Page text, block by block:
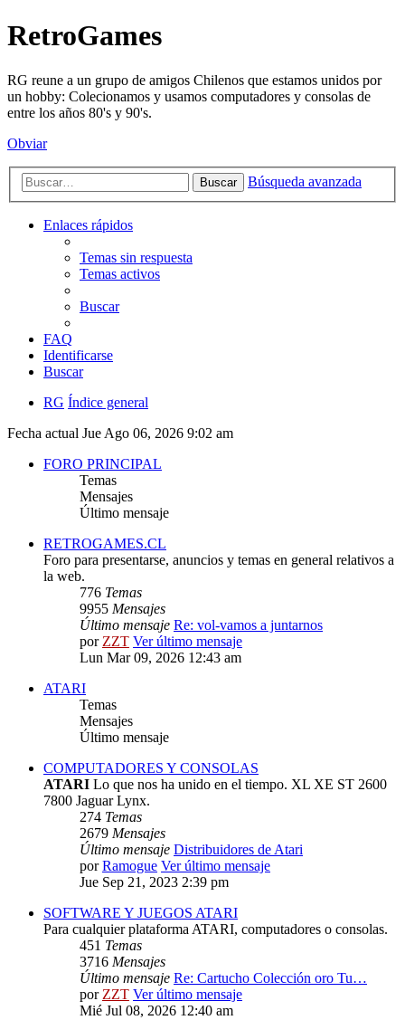
RetroGames
RG reune a un grupo de amigos Chilenos que estamos unidos por
un hobby: Colecionamos y usamos computadores y consolas de
entre los años 80's y 90's.
Obviar
Buscar Búsqueda avanzada
Enlaces rápidos
Temas sin respuesta
Temas activos
Buscar
FAQ
Identificarse
Buscar
RG Índice general
Fecha actual Jue Ago 06, 2026 9:02 am
FORO PRINCIPAL
Temas
Mensajes
Último mensaje
RETROGAMES.CL
Foro para presentarse, anuncios y temas en general relativos a
la web.
776 Temas
9955 Mensajes
Último mensaje Re: vol-vamos a juntarnos
porZZT Ver último mensaje
Lun Mar 09, 2026 12:43 am
ATARI
Temas
Mensajes
Último mensaje
COMPUTADORES Y CONSOLAS
ATARI Lo que nos ha unido en el tiempo. XL XE ST 2600
7800 Jaguar Lynx.
274 Temas
2679 Mensajes
Último mensaje Distribuidores de Atari
porRamogue Ver último mensaje
Jue Sep 21, 2023 2:39 pm
SOFTWARE Y JUEGOS ATARI
Para cualquier plataforma ATARI, computadores o consolas.
451 Temas
3716 Mensajes
Último mensaje Re: Cartucho Colección oro Tu…
porZZT Ver último mensaje
Mié Jul 08, 2026 12:40 am